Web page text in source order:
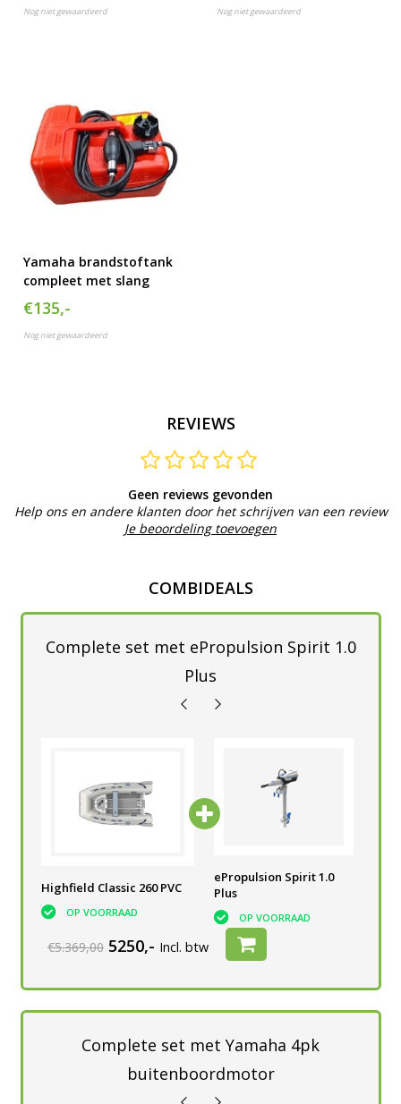
Nog niet gewaardeerd Nog niet gewaardeerd
Yamaha brandstoftank
compleet met slang
€135,-
Nog niet gewaardeerd
REVIEWS
Geen reviews gevonden
Help ons en andere klanten door het schrijven van een review
Je beoordeling toevoegen
COMBIDEALS
Complete set met ePropulsion Spirit 1.0
Plus
Highfield Classic 260 PVC
OP VOORRAAD
Plus
OP VOORRAAD
ePropulsion Spirit 1.0
Plus
OP VOORRAAD
€5.369,00 5250,- Incl. btw
Complete set met Yamaha 4pk
buitenboordmotor